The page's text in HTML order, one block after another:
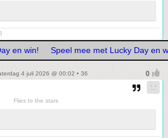
en win! Speel mee met Lucky Day en
4 juli 2026 @ 00:02 • 36
Flies to the stars